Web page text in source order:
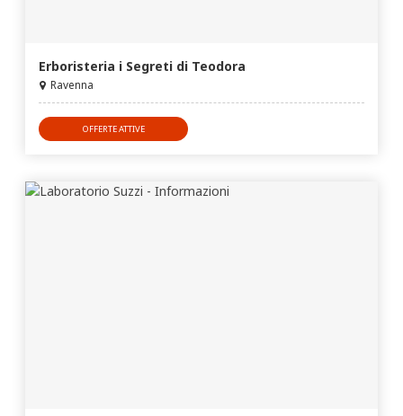
Erboristeria i Segreti di Teodora
Ravenna
OFFERTE ATTIVE